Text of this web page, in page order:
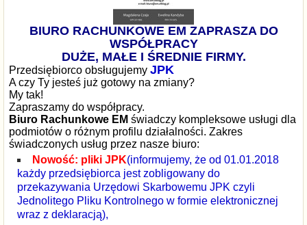
BIURO RACHUNKOWE EM ZAPRASZA DO
WSPÓŁPRACY
DUŻE, MAŁE I ŚREDNIE FIRMY.
Przedsiębiorco obsługujemy JPK
A czy Ty jesteś już gotowy na zmiany?
My tak!
Zapraszamy do współpracy.
Biuro Rachunkowe EM świadczy kompleksowe usługi dla
podmiotów o różnym profilu działalności. Zakres
świadczonych usług przez nasze biuro:
Nowość: pliki JPK(informujemy, że od 01.01.2018
każdy przedsiębiorca jest zobligowany do
przekazywania Urzędowi Skarbowemu JPK czyli
Jednolitego Pliku Kontrolnego w formie elektronicznej
wraz z deklaracją),